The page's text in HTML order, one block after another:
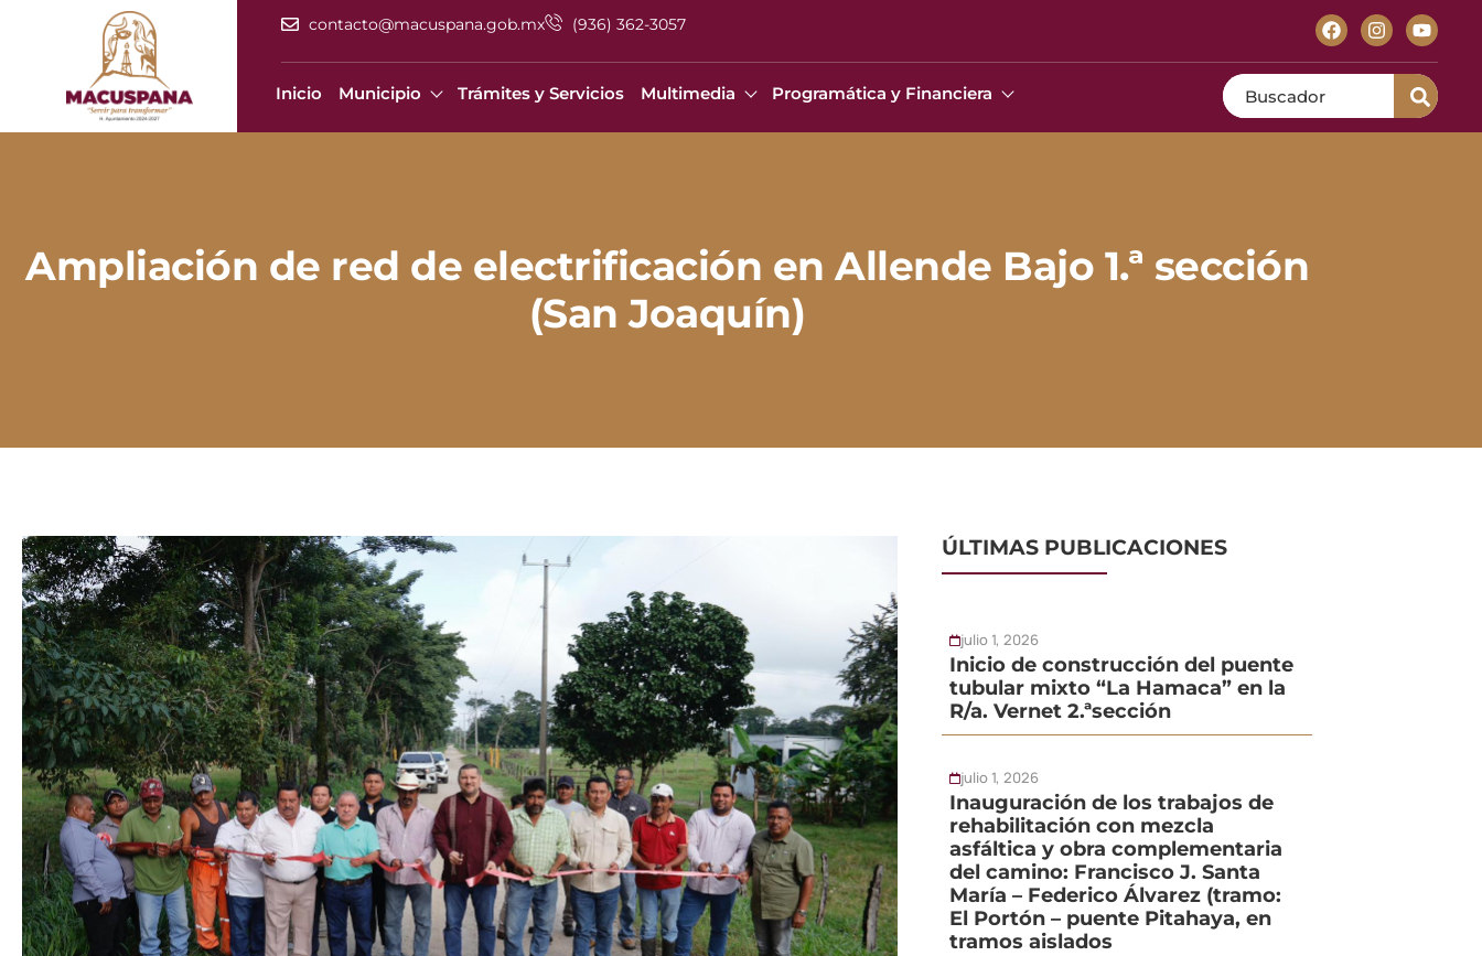
contacto@macuspana.gob.mx (936) 362-3057
Inicio Municipio Trámites y Servicios Multimedia Programática y Financiera
Search
Ampliación de red de electrificación en Allende Bajo 1.ª sección
(San Joaquín)
ÚLTIMAS PUBLICACIONES
julio 1, 2026
Inicio de construcción del puente
tubular mixto “La Hamaca” en la
R/a. Vernet 2.ªsección
julio 1, 2026
Inauguración de los trabajos de
rehabilitación con mezcla
asfáltica y obra complementaria
del camino: Francisco J. Santa
María – Federico Álvarez (tramo:
El Portón – puente Pitahaya, en
tramos aislados